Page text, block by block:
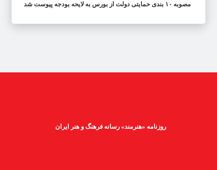
مصوبه ۱۰ بندی حمایتی دولت از بورس به لایحه بودجه پیوست شد
روزنامه «هنرمند» رسانه فرهنگ و هنر ایران